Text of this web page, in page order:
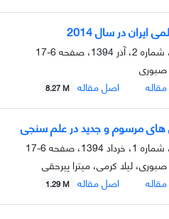
ایران در سال 2014
6-17
صبوری
اصل مقاله 8.27 M
مرسوم و جدید در علم سنجی
6-17
لیلا کرمی، میترا پیرحقی
اصل مقاله 1.29 M